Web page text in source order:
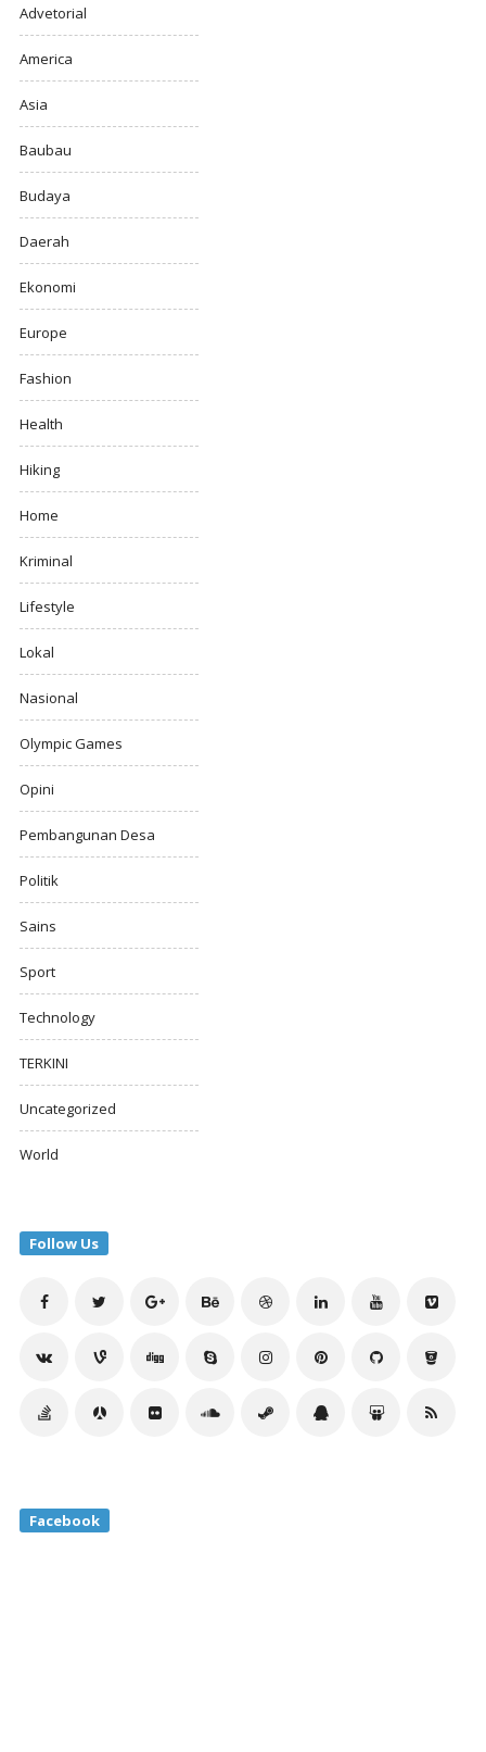
Advetorial
America
Asia
Baubau
Budaya
Daerah
Ekonomi
Europe
Fashion
Health
Hiking
Home
Kriminal
Lifestyle
Lokal
Nasional
Olympic Games
Opini
Pembangunan Desa
Politik
Sains
Sport
Technology
TERKINI
Uncategorized
World
Follow Us
Facebook